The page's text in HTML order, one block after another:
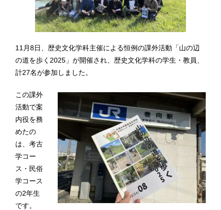
11月8日、歴史文化学科主催による恒例の課外活動「山の辺
の道を歩く2025」が開催され、歴史文化学科の学生・教員、
計27名が参加しました。
この課外
活動で案
内役を務
めたの
は、考古
学コー
ス・民俗
学コース
の2年生
です。